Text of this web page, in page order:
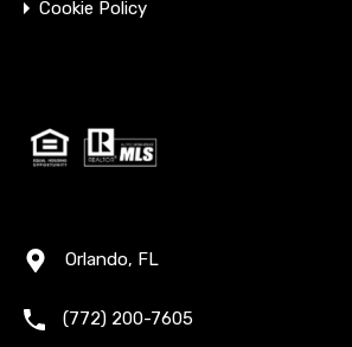
Cookie Policy
Orlando, FL
(772) 200-7605